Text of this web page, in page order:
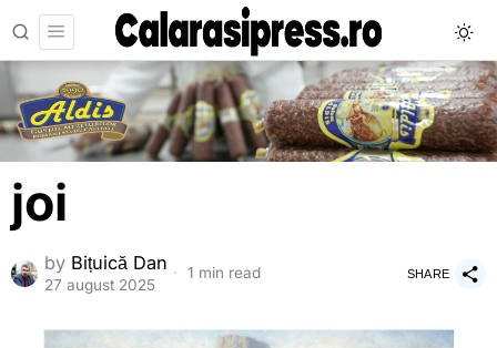
joi
by Bițuică Dan
27 august 2025
1 min read SHARE